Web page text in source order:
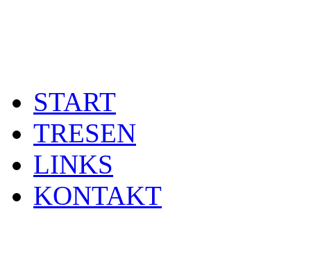
START
TRESEN
LINKS
KONTAKT